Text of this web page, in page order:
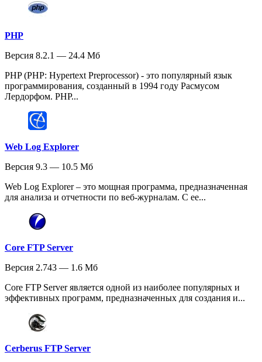
PHP
Версия 8.2.1 — 24.4 Мб
PHP (PHP: Hypertext Preprocessor) - это популярный язык
программирования, созданный в 1994 году Расмусом
Лердорфом. PHP...
Web Log Explorer
Версия 9.3 — 10.5 Мб
Web Log Explorer – это мощная программа, предназначенная
для анализа и отчетности по веб-журналам. С ее...
Core FTP Server
Версия 2.743 — 1.6 Мб
Core FTP Server является одной из наиболее популярных и
эффективных программ, предназначенных для создания и...
Cerberus FTP Server